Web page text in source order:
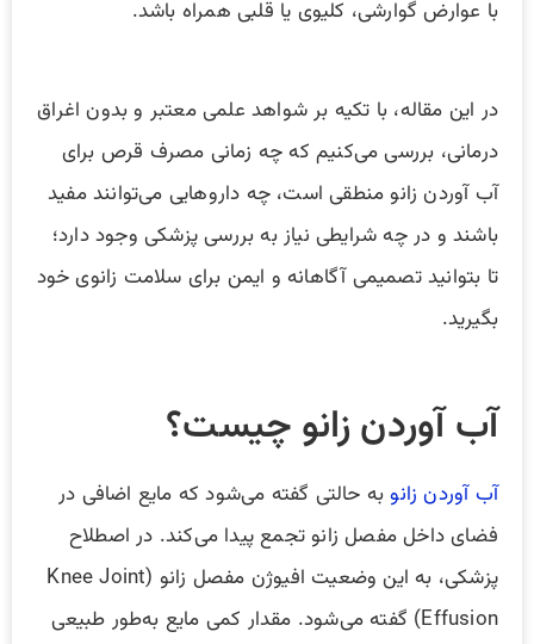
با عوارض گوارشی، کلیوی یا قلبی همراه باشد.
در این مقاله، با تکیه بر شواهد علمی معتبر و بدون اغراق
درمانی، بررسی می‌کنیم که چه زمانی مصرف قرص برای
آب آوردن زانو منطقی است، چه داروهایی می‌توانند مفید
باشند و در چه شرایطی نیاز به بررسی پزشکی وجود دارد؛
تا بتوانید تصمیمی آگاهانه و ایمن برای سلامت زانوی خود
بگیرید.
آب آوردن زانو چیست؟
آب آوردن زانوبه حالتی گفته می‌شود که مایع اضافی در
فضای داخل مفصل زانو تجمع پیدا می‌کند. در اصطلاح
پزشکی، به این وضعیت افیوژن مفصل زانو (Knee Joint
Effusion) گفته می‌شود. مقدار کمی مایع به‌طور طبیعی